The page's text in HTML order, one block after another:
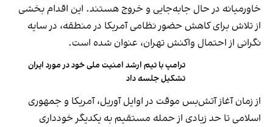
خاورمیانه در حال جابه‌جایی و خروج هستند. این اقدام بخشی
از تلاش برای کاهش حضور نظامی آمریکا در منطقه، در سایه
نگرانی از احتمال واکنش تهران، عنوان شده است.
ترامپ با تیم ارشد امنیت ملی خود در مورد ایران
تشکیل جلسه داد
از زمان آغاز آتش‌بس موقت در اوایل آوریل، آمریکا و جمهوری
اسلامی تا حد زیادی از حمله مستقیم به یکدیگر خودداری